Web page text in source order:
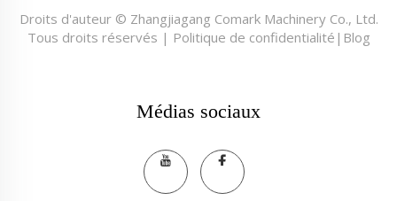
Droits d'auteur © Zhangjiagang Comark Machinery Co., Ltd.
Tous droits réservés | Politique de confidentialité | Blog
Médias sociaux